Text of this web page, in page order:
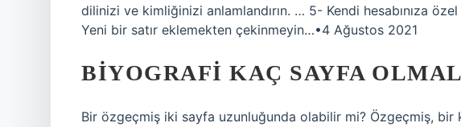
dilinizi ve kimliğinizi anlamlandırın. … 5- Kendi hesabınıza
Yeni bir satır eklemekten çekinmeyin…•4 Ağustos 2021
BIYOGRAFI KAÇ SAYFA
Bir özgeçmiş iki sayfa uzunluğunda olabilir mi? Özgeçmiş, bir